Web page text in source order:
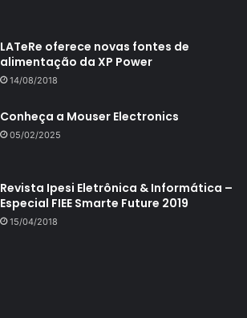
LATeRe oferece novas fontes de
alimentação da XP Power
14/08/2018
Conheça a Mouser Electronics
05/02/2025
Revista Ipesi Eletrônica & Informática –
Especial FIEE Smarte Future 2019
15/04/2018